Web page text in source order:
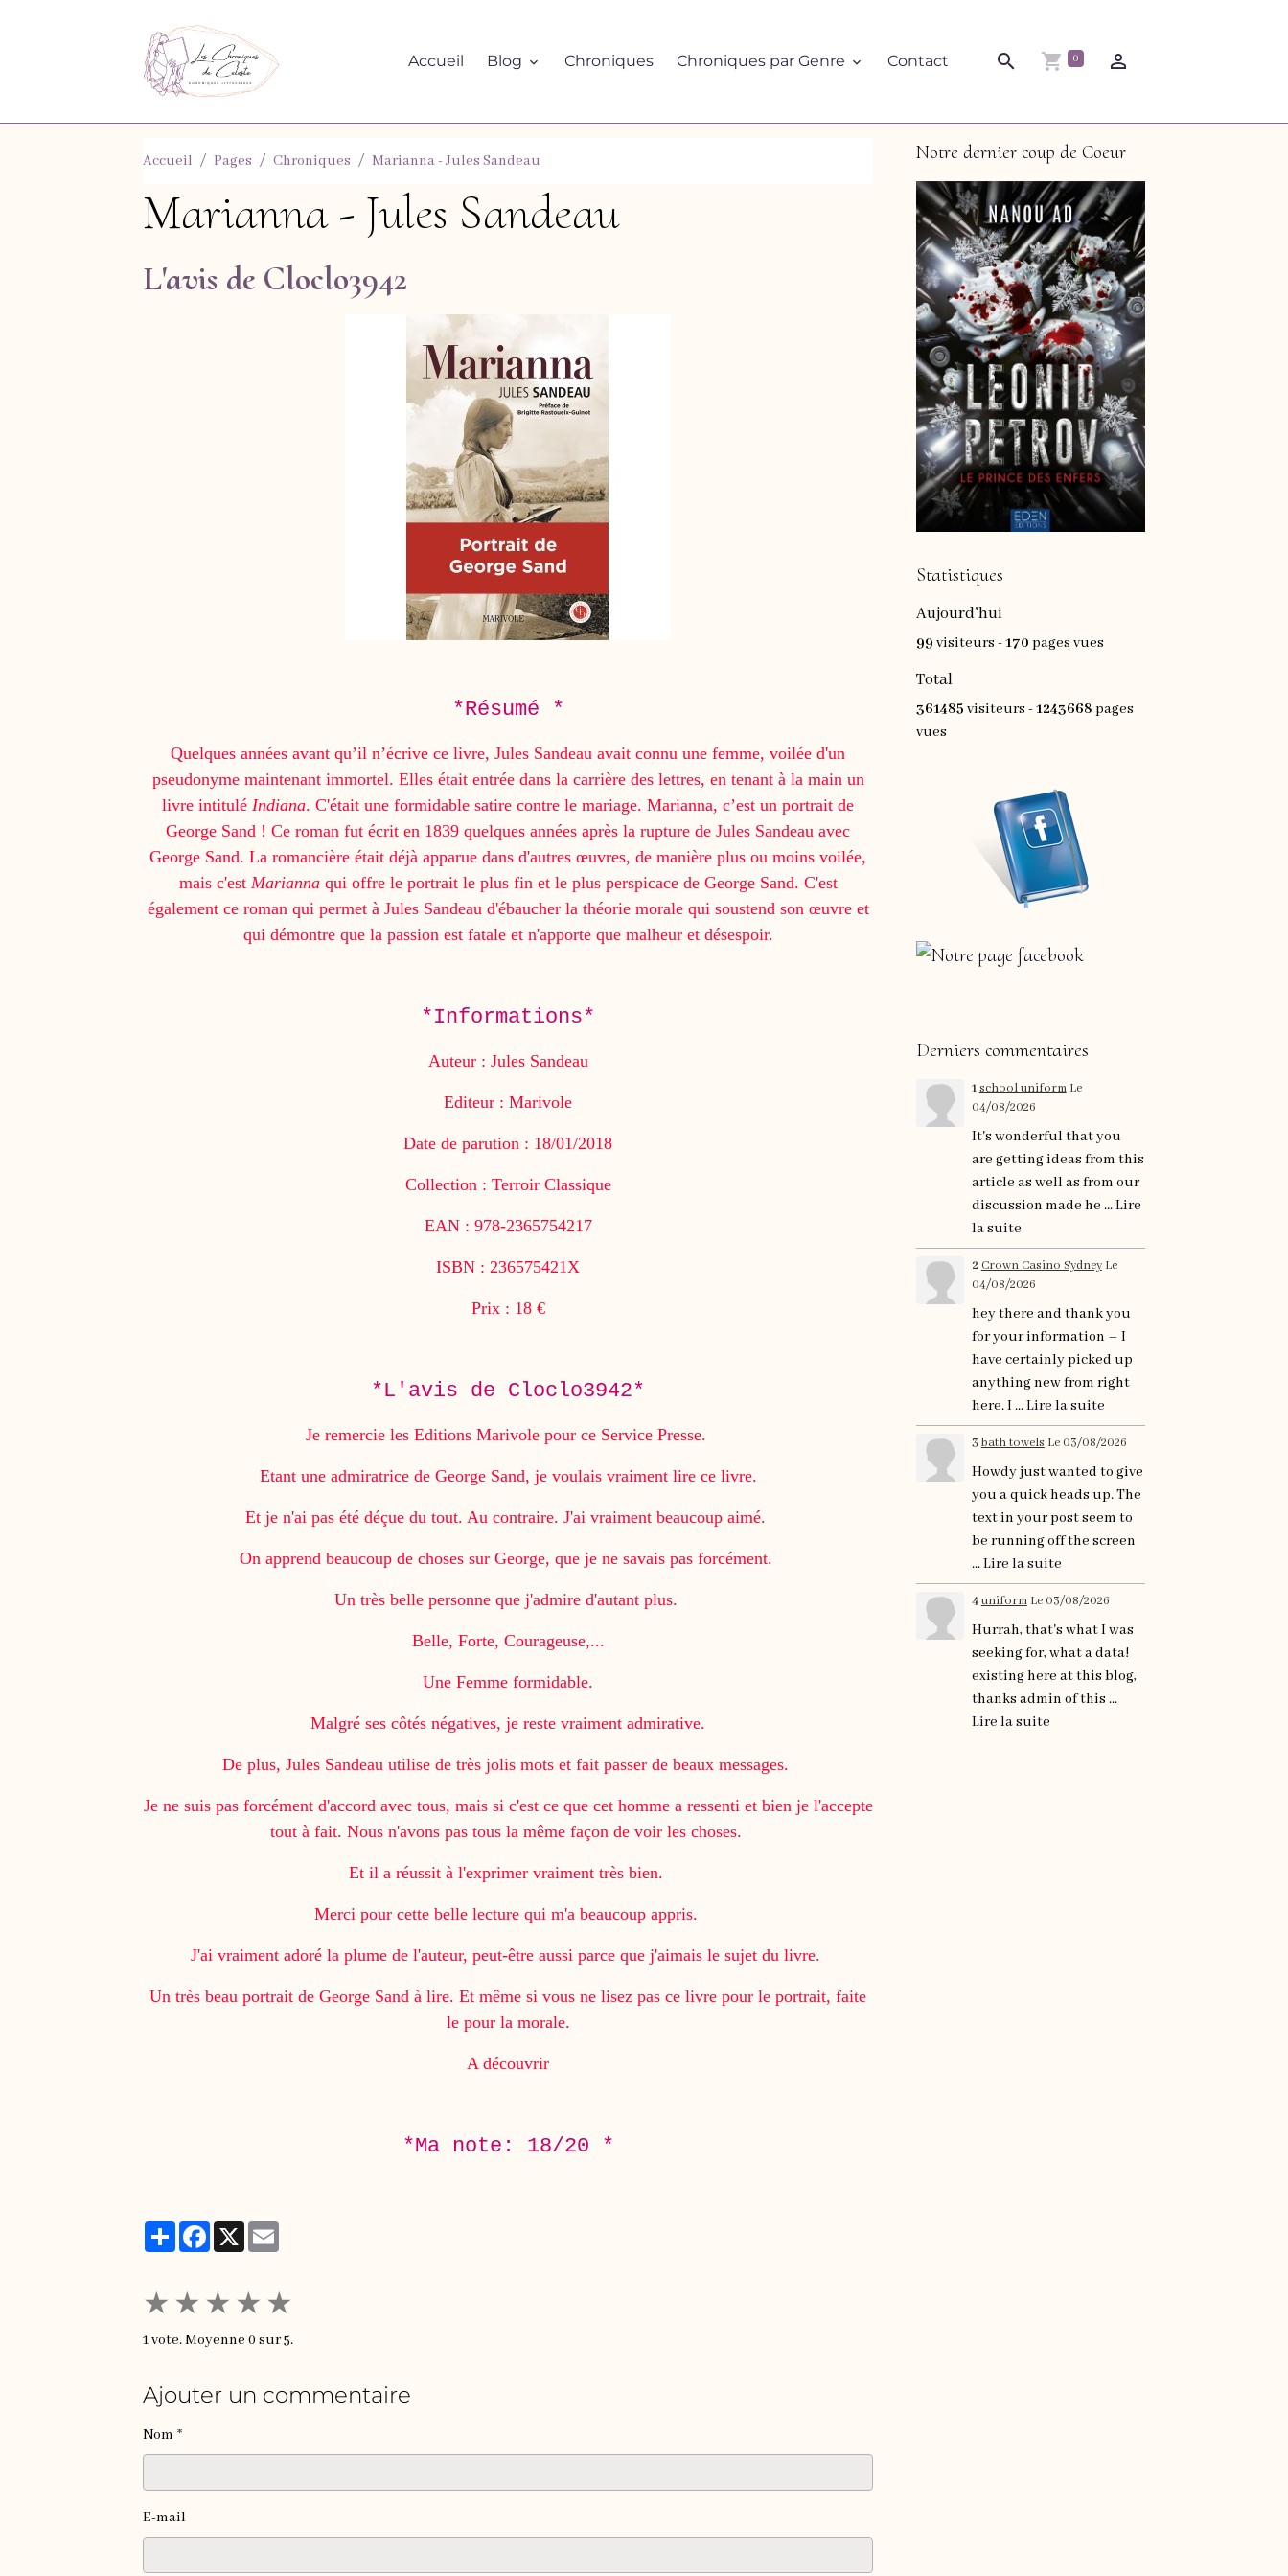
Accueil Blog Chroniques Chroniques par Genre Contact 0
Accueil Pages Chroniques Marianna - Jules Sandeau
Marianna - Jules Sandeau
L'avis de Cloclo3942
*Résumé *
Quelques années avant qu’il n’écrive ce livre, Jules Sandeau avait connu une femme, voilée d'un
pseudonyme maintenant immortel. Elles était entrée dans la carrière des lettres, en tenant à la main un
livre intituléIndiana. C'était une formidable satire contre le mariage. Marianna, c’est un portrait de
George Sand ! Ce roman fut écrit en 1839 quelques années après la rupture de Jules Sandeau avec
George Sand. La romancière était déjà apparue dans d'autres œuvres, de manière plus ou moins voilée,
mais c'est Mariannaqui offre le portrait le plus fin et le plus perspicace de George Sand. C'est
également ce roman qui permet à Jules Sandeau d'ébaucher la théorie morale qui soustend son œuvre et
qui démontre que la passion est fatale et n'apporte que malheur et désespoir.
*Informations*
Auteur : Jules Sandeau
Editeur : Marivole
Date de parution : 18/01/2018
Collection : Terroir Classique
EAN : 978-2365754217
ISBN : 236575421X
Prix : 18 €
*L'avis de Cloclo3942*
Je remercie les Editions Marivole pour ce Service Presse.
Etant une admiratrice de George Sand, je voulais vraiment lire ce livre.
Et je n'ai pas été déçue du tout. Au contraire. J'ai vraiment beaucoup aimé.
On apprend beaucoup de choses sur George, que je ne savais pas forcément.
Un très belle personne que j'admire d'autant plus.
Belle, Forte, Courageuse,...
Une Femme formidable.
Malgré ses côtés négatives, je reste vraiment admirative.
De plus, Jules Sandeau utilise de très jolis mots et fait passer de beaux messages.
Je ne suis pas forcément d'accord avec tous, mais si c'est ce que cet homme a ressenti et bien je l'accepte
tout à fait. Nous n'avons pas tous la même façon de voir les choses.
Et il a réussit à l'exprimer vraiment très bien.
Merci pour cette belle lecture qui m'a beaucoup appris.
J'ai vraiment adoré la plume de l'auteur, peut-être aussi parce que j'aimais le sujet du livre.
Un très beau portrait de George Sand à lire. Et même si vous ne lisez pas ce livre pour le portrait, faite
le pour la morale.
A découvrir
*Ma note: 18/20 *
PartagerFacebook
X
★ ★ ★ ★ ★
1vote. Moyenne0 sur 5.
Ajouter un commentaire
Nom
E-mail
Notre dernier coup de Coeur
Statistiques
Aujourd'hui
99 visiteurs -170 pages vues
Total
361485 visiteurs -1243668 pages
vues
Derniers commentaires
1school uniform Le
04/08/2026
It's wonderful that you
are getting ideas from this
article as well as from our
discussion made he ...Lire
la suite
2 Crown Casino Sydney Le
04/08/2026
hey there and thank you
for your information – I
have certainly picked up
anything new from right
here. I ...Lire la suite
3bath towels Le 03/08/2026
Howdy just wanted to give
you a quick heads up. The
text in your post seem to
be running off the screen
...Lire la suite
4uniform Le 03/08/2026
Hurrah, that's what I was
seeking for, what a data!
existing here at this blog,
thanks admin of this ...
Lire la suite